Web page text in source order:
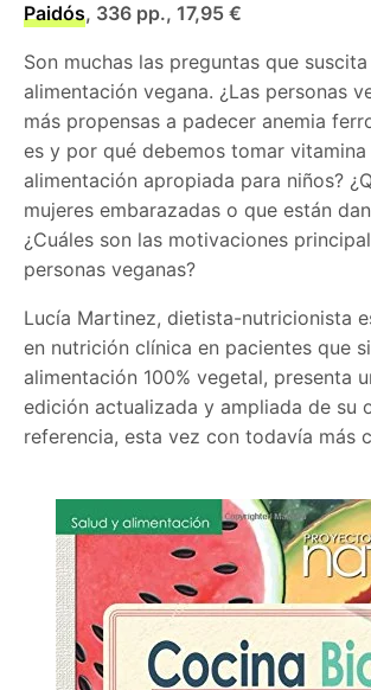
Paidós, 336 pp., 17,95 €
Son muchas las preguntas que suscita
alimentación vegana. ¿Las personas
más propensas a padecer anemia
es y por qué debemos tomar vitamina
alimentación apropiada para niños?
mujeres embarazadas o que están
¿Cuáles son las motivaciones
personas veganas?
Lucía Martinez, dietista-nutricionista
en nutrición clínica en pacientes que
alimentación 100% vegetal, presenta
edición actualizada y ampliada de su
referencia, esta vez con todavía más